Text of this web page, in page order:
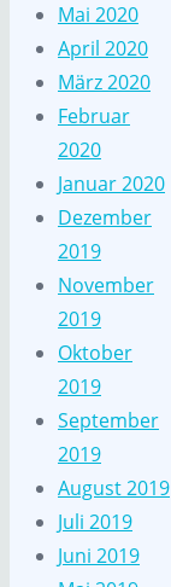
Mai 2020
April 2020
März 2020
Februar
2020
Januar 2020
Dezember
2019
November
2019
Oktober
2019
September
2019
August 2019
Juli 2019
Juni 2019